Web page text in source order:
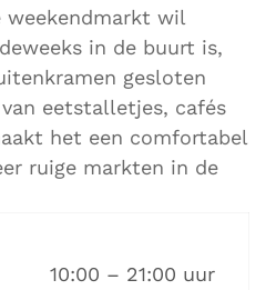
wil
in de buurt is,
gesloten
eetstalletjes, cafés
het een comfortabel
ruige markten in de
10:00 – 21:00 uur